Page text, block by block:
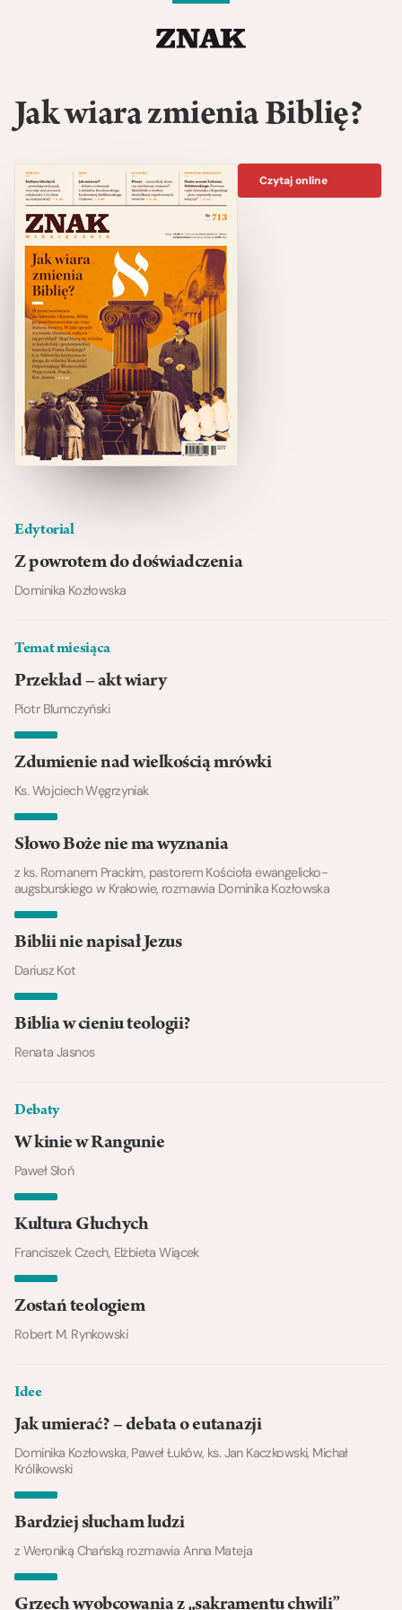
Jak wiara zmienia Biblię?
Edytorial
Z powrotem do doświadczenia
Dominika Kozłowska
Temat miesiąca
Przekład – akt wiary
Piotr Blumczyński
Zdumienie nad wielkością mrówki
Ks. Wojciech Węgrzyniak
Słowo Boże nie ma wyznania
z ks. Romanem Prackim, pastorem Kościoła ewangelicko-
augsburskiego w Krakowie, rozmawia Dominika Kozłowska
Biblii nie napisał Jezus
Dariusz Kot
Biblia w cieniu teologii?
Renata Jasnos
Debaty
W kinie w Rangunie
Paweł Słoń
Kultura Głuchych
Franciszek Czech, Elżbieta Wiącek
Zostań teologiem
Robert M. Rynkowski
Idee
Jak umierać? – debata o eutanazji
Dominika Kozłowska, Paweł Łuków, ks. Jan Kaczkowski, Michał
Królikowski
Bardziej słucham ludzi
z Weroniką Chańską rozmawia Anna Mateja
Grzech wyobcowania z „sakramentu chwili”
Czytaj online